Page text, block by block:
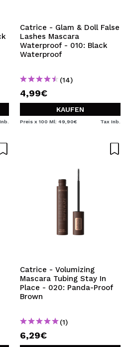
Kontos bei Maquillalia.de
tätigen, den Status Ihrer
Ihre bisherigen Vorgänge
ERSTELLEN
Catrice - Glam & Doll False
Lashes Mascara
Waterproof - 010: Black
Waterproof
(14)
4,99€
KAUFEN
Preis x 100 Ml: 49,90€ Tax Inb.
Catrice - Volumizing
Mascara Tubing Stay In
Place - 020: Panda-Proof
Brown
(1)
6,29€